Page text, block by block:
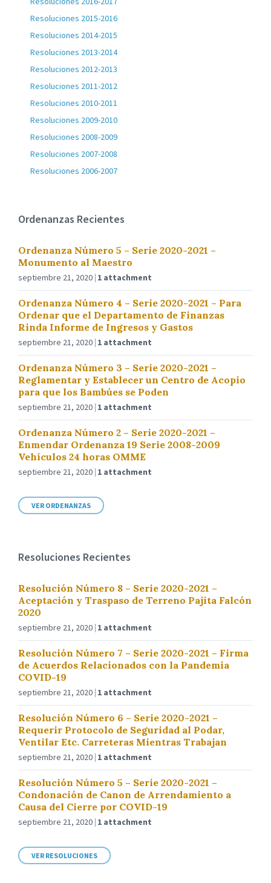
Resoluciones 2015-2016
Resoluciones 2014-2015
Resoluciones 2013-2014
Resoluciones 2012-2013
Resoluciones 2011-2012
Resoluciones 2010-2011
Resoluciones 2009-2010
Resoluciones 2008-2009
Resoluciones 2007-2008
Resoluciones 2006-2007
Ordenanzas Recientes
Ordenanza Número 5 – Serie 2020-2021 –
Monumento al Maestro
septiembre 21, 2020 1 attachment
Ordenanza Número 4 – Serie 2020-2021 – Para
Ordenar que el Departamento de Finanzas
Rinda Informe de Ingresos y Gastos
septiembre 21, 2020 1 attachment
Ordenanza Número 3 – Serie 2020-2021 –
Reglamentar y Establecer un Centro de Acopio
para que los Bambúes se Poden
septiembre 21, 2020 1 attachment
Ordenanza Número 2 – Serie 2020-2021 –
Enmendar Ordenanza 19 Serie 2008-2009
Vehículos 24 horas OMME
septiembre 21, 2020 1 attachment
VER ORDENANZAS
Resoluciones Recientes
Resolución Número 8 – Serie 2020-2021 –
Aceptación y Traspaso de Terreno Pajita Falcón
2020
septiembre 21, 2020 1 attachment
Resolución Número 7 – Serie 2020-2021 – Firma
de Acuerdos Relacionados con la Pandemia
COVID-19
septiembre 21, 2020 1 attachment
Resolución Número 6 – Serie 2020-2021 –
Requerir Protocolo de Seguridad al Podar,
Ventilar Etc. Carreteras Mientras Trabajan
septiembre 21, 2020 1 attachment
Resolución Número 5 – Serie 2020-2021 –
Condonación de Canon de Arrendamiento a
Causa del Cierre por COVID-19
septiembre 21, 2020 1 attachment
VER RESOLUCIONES